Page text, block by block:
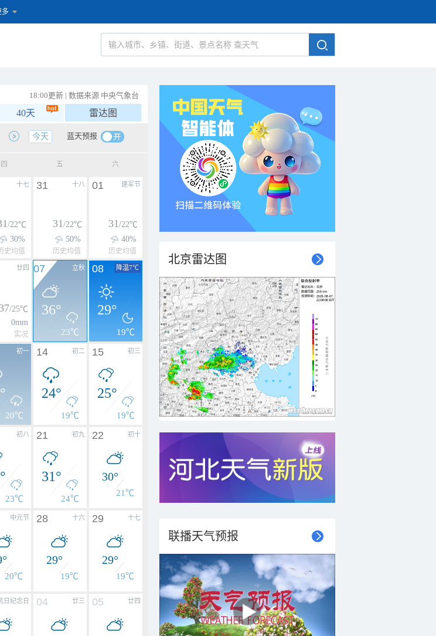
多
18:00更新 | 数据来源 中央气象台
40天 雷达图
蓝天预报
今天
四 五 六
十七
/22℃
30%
史均值
十八
31
31/22℃
50%
历史均值
建军节
01
31/22℃
40%
历史均值
廿四
37/25℃
0mm
实况
立秋
07
36°
23℃
降温7℃
08
29°
19℃
初一
20℃
初二
14
24°
19℃
初三
15
25°
19℃
初八
23℃
初九
21
31°
24℃
初十
22
30°
21℃
中元节
20℃
十六
28
29°
19℃
十七
29
29°
19℃
日纪念日 廿三
04 廿四
05
北京雷达图
联播天气预报